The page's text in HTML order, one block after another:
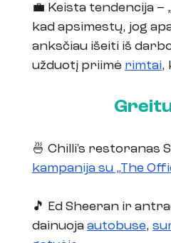
💼 Keista tendencija –
kad apsimestų, jog
anksčiau išeiti iš
užduotį priimė rimtai,
🍜 Chilli's restoranas
kampanija su „The
🎵 Ed Sheeran ir
dainuoja autobuse,